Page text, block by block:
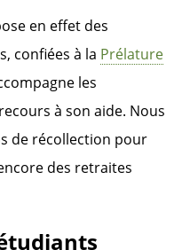
en effet des
confiées à la Prélature
les
à son aide. Nous
de récollection pour
des retraites